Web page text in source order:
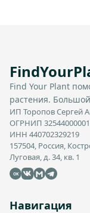
Find Your Plant
растения. Большой
ИП Торопов Сергей
ОГРНИП
ИНН 440702329219
157504, Россия,
Луговая, д. 34, кв. 1
OK
Навигация